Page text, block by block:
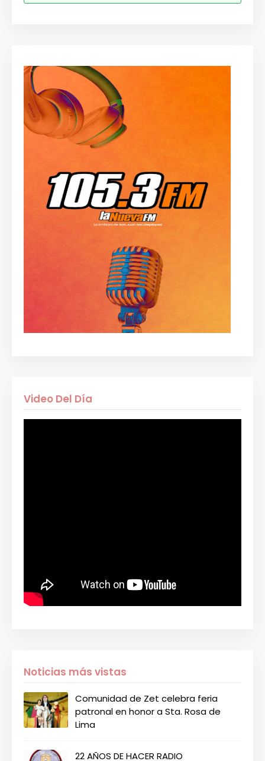
Video Del Día
Noticias más vistas
Comunidad de Zet celebra feria
patronal en honor a Sta. Rosa de
Lima
22 AÑOS DE HACER RADIO